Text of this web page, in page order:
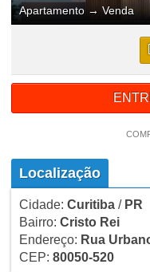
Apartamento → Venda
Localização
Cidade: Curitiba/ PR
Bairro: Cristo Rei
Endereço: Rua
CEP: 80050-520